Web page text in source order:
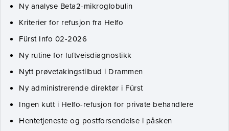
Ny analyse Beta2-mikroglobulin
Kriterier for refusjon fra Helfo
Fürst Info 02-2026
Ny rutine for luftveisdiagnostikk
Nytt prøvetakingstilbud i Drammen
Ny administrerende direktør i Fürst
Ingen kutt i Helfo-refusjon for private behandlere
Hentetjeneste og postforsendelse i påsken